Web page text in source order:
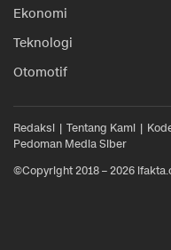
Ekonomi
Teknologi
Otomotif
Redaksi Tentang Kami
Pedoman Media Siber
©Copyright 2018 – 2026